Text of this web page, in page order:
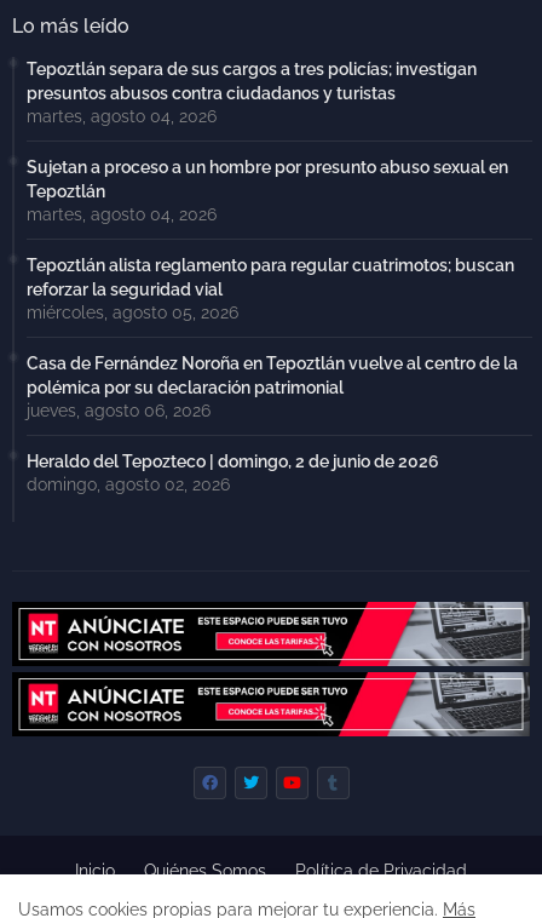
Lo más leído
Tepoztlán separa de sus cargos a tres policías; investigan
presuntos abusos contra ciudadanos y turistas
martes, agosto 04, 2026
Sujetan a proceso a un hombre por presunto abuso sexual en
Tepoztlán
martes, agosto 04, 2026
Tepoztlán alista reglamento para regular cuatrimotos; buscan
reforzar la seguridad vial
miércoles, agosto 05, 2026
Casa de Fernández Noroña en Tepoztlán vuelve al centro de la
polémica por su declaración patrimonial
jueves, agosto 06, 2026
Heraldo del Tepozteco | domingo, 2 de junio de 2026
domingo, agosto 02, 2026
Inicio Quiénes Somos
Política de Privacidad
Derecho de Réplica
Términos y Condiciones de Uso
Usamos cookies propias para mejorar tu experiencia. Más